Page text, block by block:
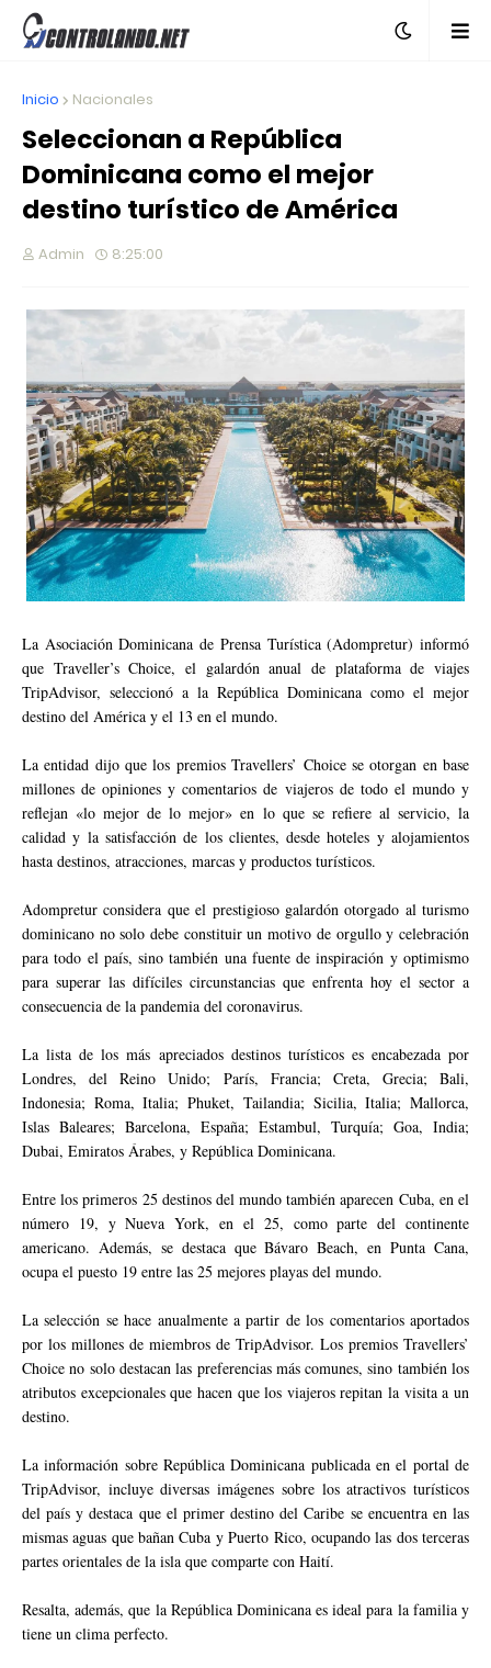
Inicio Nacionales
Seleccionan a República
Dominicana como el mejor
destino turístico de América
Admin 8:25:00
La Asociación Dominicana de Prensa Turística (Adompretur) informó
que Traveller’s Choice, el galardón anual de plataforma de viajes
TripAdvisor, seleccionó a la República Dominicana como el mejor
destino del América y el 13 en el mundo.
La entidad dijo que los premios Travellers’ Choice se otorgan en base
millones de opiniones y comentarios de viajeros de todo el mundo y
reflejan «lo mejor de lo mejor» en lo que se refiere al servicio, la
calidad y la satisfacción de los clientes, desde hoteles y alojamientos
hasta destinos, atracciones, marcas y productos turísticos.
Adompretur considera que el prestigioso galardón otorgado al turismo
dominicano no solo debe constituir un motivo de orgullo y celebración
para todo el país, sino también una fuente de inspiración y optimismo
para superar las difíciles circunstancias que enfrenta hoy el sector a
consecuencia de la pandemia del coronavirus.
La lista de los más apreciados destinos turísticos es encabezada por
Londres, del Reino Unido; París, Francia; Creta, Grecia; Bali,
Indonesia; Roma, Italia; Phuket, Tailandia; Sicilia, Italia; Mallorca,
Islas Baleares; Barcelona, España; Estambul, Turquía; Goa, India;
Dubai, Emiratos Árabes, y República Dominicana.
Entre los primeros 25 destinos del mundo también aparecen Cuba, en el
número 19, y Nueva York, en el 25, como parte del continente
americano. Además, se destaca que Bávaro Beach, en Punta Cana,
ocupa el puesto 19 entre las 25 mejores playas del mundo.
La selección se hace anualmente a partir de los comentarios aportados
por los millones de miembros de TripAdvisor. Los premios Travellers’
Choice no solo destacan las preferencias más comunes, sino también los
atributos excepcionales que hacen que los viajeros repitan la visita a un
destino.
La información sobre República Dominicana publicada en el portal de
TripAdvisor, incluye diversas imágenes sobre los atractivos turísticos
del país y destaca que el primer destino del Caribe se encuentra en las
mismas aguas que bañan Cuba y Puerto Rico, ocupando las dos terceras
partes orientales de la isla que comparte con Haití.
Resalta, además, que la República Dominicana es ideal para la familia y
tiene un clima perfecto.